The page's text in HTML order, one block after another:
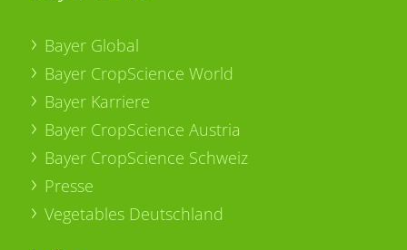
Bayer Global
Bayer CropScience World
Bayer Karriere
Bayer CropScience Austria
Bayer CropScience Schweiz
Presse
Vegetables Deutschland